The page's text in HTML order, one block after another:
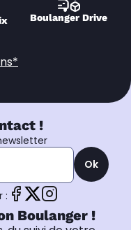
Boulanger Drive
!
Ok
:
Boulanger !